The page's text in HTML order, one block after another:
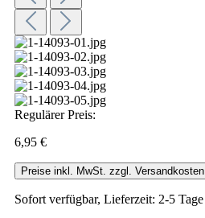
Regulärer Preis:
6,95 €
Preise inkl. MwSt. zzgl. Versandkosten
Sofort verfügbar, Lieferzeit: 2-5 Tage